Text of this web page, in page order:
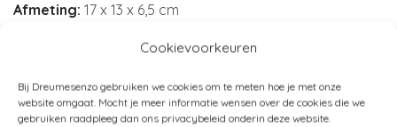
Cookievoorkeuren
Bij Dreumesenzo gebruiken we cookies om te meten hoe je met onze
website omgaat. Mocht je meer informatie wensen over de cookies die we
gebruiken raadpleeg dan ons privacybeleid onderin deze website.
Afmeting: 17 x 13 x 6,5 cm
Artikelnummer:LB37